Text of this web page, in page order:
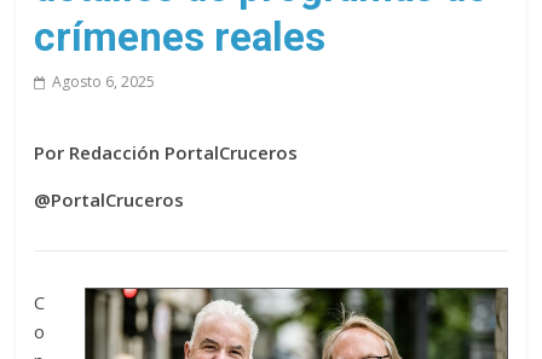
un
solo
crímenes reales
Agosto 6, 2025
Por Redacción PortalCruceros
@PortalCruceros
C
o